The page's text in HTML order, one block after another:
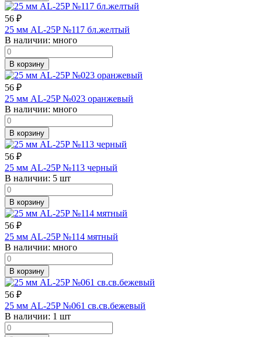
56 ₽
25 мм AL-25P №117 бл.желтый
В наличии: много
В корзину
56 ₽
25 мм AL-25P №023 оранжевый
В наличии: много
В корзину
56 ₽
25 мм AL-25P №113 черный
В наличии: 5 шт
В корзину
56 ₽
25 мм AL-25P №114 мятный
В наличии: много
В корзину
56 ₽
25 мм AL-25P №061 св.св.бежевый
В наличии: 1 шт